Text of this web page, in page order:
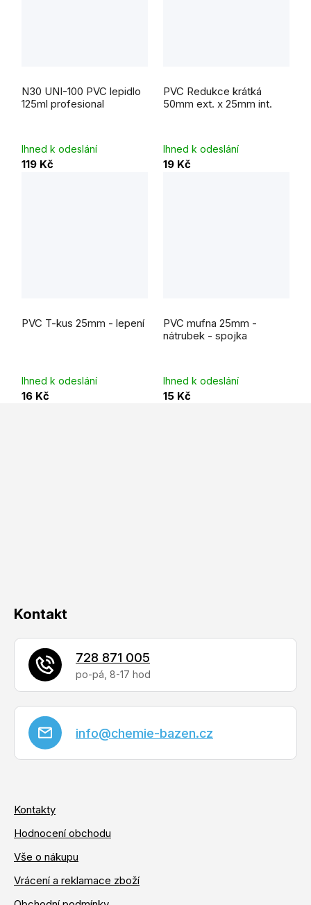
N30 UNI-100 PVC lepidlo
125ml profesional
Ihned k odeslání
119 Kč
PVC Redukce krátká
50mm ext. x 25mm int.
Ihned k odeslání
19 Kč
PVC T-kus 25mm - lepení
Ihned k odeslání
16 Kč
PVC mufna 25mm -
nátrubek - spojka
Ihned k odeslání
15 Kč
Kontakt
info@chemie-bazen.cz
728 871 005
Kontakty
Hodnocení obchodu
Vše o nákupu
Vrácení a reklamace zboží